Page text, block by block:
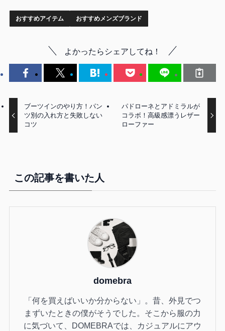
おすすめアイテム おすすめメンズブランド
よかったらシェアしてね！
ブーツインのやり方！パン
ツ別の入れ方と失敗しない
コツ
パドローネとアドミラルが
コラボ！高級感漂うレザー
ローファー
この記事を書いた人
domebra
「何を買えばいいか分からない」。昔、外見でつ
まずいたときの僕がそうでした。そこから服の力
に気づいて、DOMEBRAでは、カジュアルにアウ